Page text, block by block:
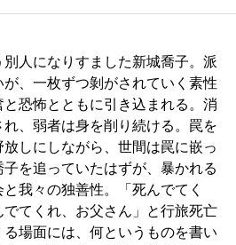
別人になりすました新城喬子。派
、一枚ずつ剝がされていく素性
と恐怖とともに引き込まれる。消
れ、弱者は身を削り続ける。罠を
放しにしながら、世間は罠に嵌っ
を追っていたはずが、暴かれる
我々の独善性。「死んでてく
てくれ、お父さん」と行旅死亡
場面には、何というものを書い